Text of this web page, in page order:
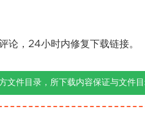
论，24小时内修复下载链接。
文件目录，所下载内容保证与文件